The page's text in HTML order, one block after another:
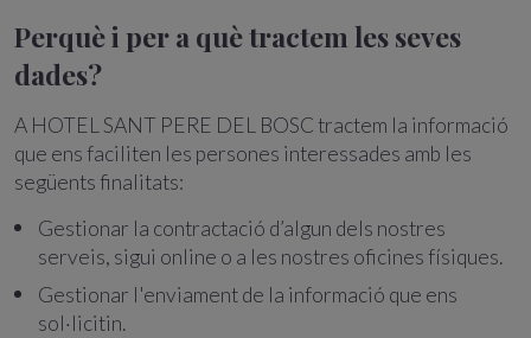
Perquè i per a què tractem les seves
dades?
A HOTEL SANT PERE DEL BOSC tractem la informació
que ens faciliten les persones interessades amb les
següents finalitats:
Gestionar la contractació d’algun dels nostres
serveis, sigui online o a les nostres oficines físiques.
Gestionar l'enviament de la informació que ens
sol·licitin.